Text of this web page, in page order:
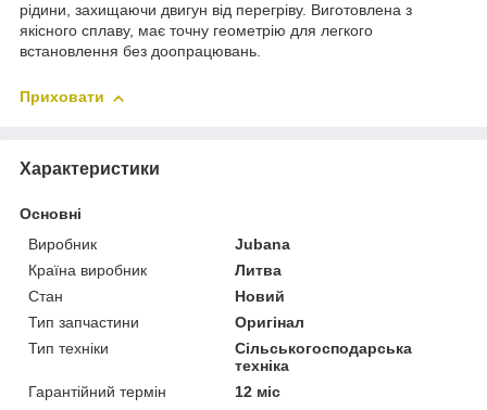
рідини, захищаючи двигун від перегріву. Виготовлена з
якісного сплаву, має точну геометрію для легкого
встановлення без доопрацювань.
Приховати
Характеристики
Основні
Виробник
Jubana
Країна виробник
Литва
Стан
Новий
Тип запчастини
Оригінал
Тип техніки
Сільськогосподарська
техніка
Гарантійний термін
12 міс